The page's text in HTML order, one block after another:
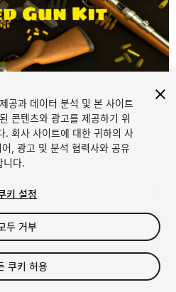
1/14
.
공과 데이터 분석 및 본 사이트
콘텐츠와 광고를 제공하기 위
. 회사 사이트에 대한 귀하의 사
, 광고 및 분석 협력사와 공유
니다.
키 설정
두 거부
쿠키 허용